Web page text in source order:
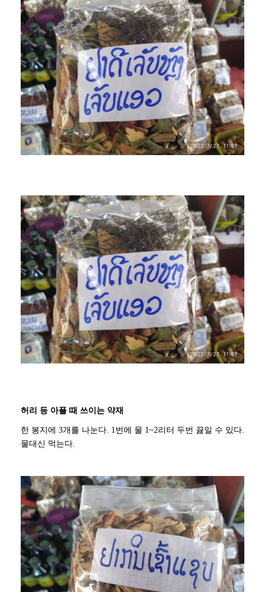
허리 등 아플 때 쓰이는 약재
한 봉지에 3개를 나눈다. 1번에 물 1~2리터 두번 끓일 수 있다.
물대신 먹는다.